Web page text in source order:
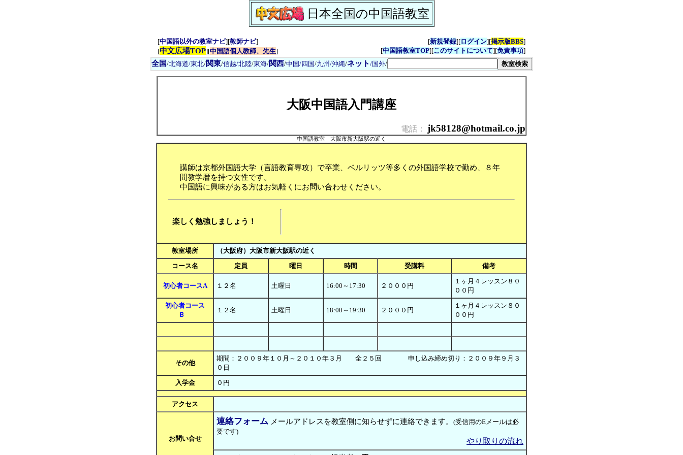
日本全国の中国語教室
[中国語以外の教室ナビ][教師ナビ]
[中文広場TOP][中国語個人教師、先生]
[新規登録][ログイン][掲示版BBS]
[中国語教室TOP][このサイトについて][免責事項]
全国/北海道/東北/関東/信越/北陸/東海/関西/中国/四国/九州/沖縄/ネット /国外/
大阪中国語入門講座
電話： jk58128@hotmail.co.jp
中国語教室 大阪市新大阪駅の近く
講師は京都外国語大学（言語教育専攻）で卒業、ベルリッツ等多くの外国語学校で勤め、８年
間教学暦を持つ女性です。
中国語に興味がある方はお気軽くにお問い合わせください。
楽しく勉強しましょう！
教室場所
（大阪府）大阪市新大阪駅の近く
コース名
定員 曜日 時間 受講料 備考
初心者コースA １２名 土曜日 16:00～17:30 ２０００円
１ヶ月４レッスン８０
００円
初心者コース
Ｂ
１２名 土曜日 18:00～19:30 ２０００円
１ヶ月４レッスン８０
００円
その他
期間：２００９年１０月～２０１０年３月 全２５回 申し込み締め切り：２００９年９月３
０日
入学金
０円
アクセス
お問い合せ
連絡フォーム メールアドレスを教室側に知らせずに連絡できます。 (受信用のEメールは必
要です)
やり取りの流れ